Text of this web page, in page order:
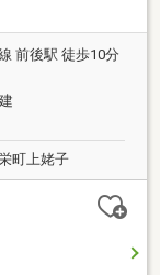
）■イオンタウ
ァミリーマート
なことでも、ハ
せ下さい♪
前後駅 徒歩10分
町上姥子